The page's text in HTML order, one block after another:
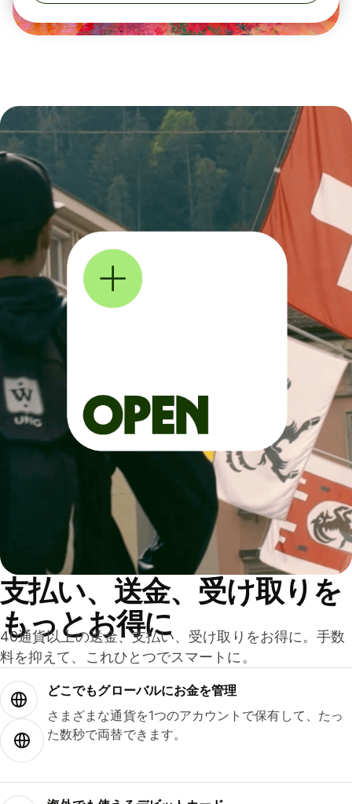
支払い、送金、受け取りを
もっとお得に
40通貨以上の送金、支払い、受け取りをお得に。手数
料を抑えて、これひとつでスマートに。
どこでもグ⁠ロ⁠ー⁠バ⁠ルにお金を管理
さまざまな通貨を1つのアカウントで保有して、たっ
た数秒で両替できます。